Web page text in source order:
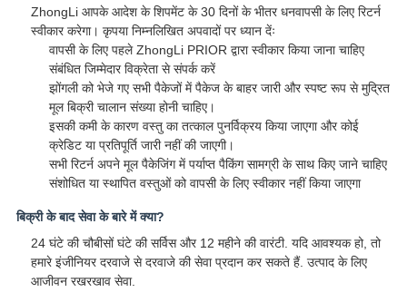
ZhongLi आपके आदेश के शिपमेंट के 30 दिनों के भीतर धनवापसी के लिए रिटर्न
स्वीकार करेगा। कृपया निम्नलिखित अपवादों पर ध्यान देंः
वापसी के लिए पहले ZhongLi PRIOR द्वारा स्वीकार किया जाना चाहिए
संबंधित जिम्मेदार विक्रेता से संपर्क करें
झोंगली को भेजे गए सभी पैकेजों में पैकेज के बाहर जारी और स्पष्ट रूप से मुद्रित
मूल बिक्री चालान संख्या होनी चाहिए।
इसकी कमी के कारण वस्तु का तत्काल पुनर्विक्रय किया जाएगा और कोई
क्रेडिट या प्रतिपूर्ति जारी नहीं की जाएगी।
सभी रिटर्न अपने मूल पैकेजिंग में पर्याप्त पैकिंग सामग्री के साथ किए जाने चाहिए
संशोधित या स्थापित वस्तुओं को वापसी के लिए स्वीकार नहीं किया जाएगा
बिक्री के बाद सेवा के बारे में क्या?
24 घंटे की चौबीसों घंटे की सर्विस और 12 महीने की वारंटी. यदि आवश्यक हो, तो
हमारे इंजीनियर दरवाजे से दरवाजे की सेवा प्रदान कर सकते हैं. उत्पाद के लिए
आजीवन रखरखाव सेवा.